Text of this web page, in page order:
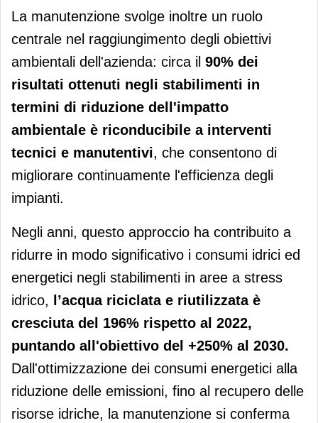
La manutenzione svolge inoltre un ruolo
centrale nel raggiungimento degli obiettivi
ambientali dell'azienda: circa il 90% dei
risultati ottenuti negli stabilimenti in
termini di riduzione dell'impatto
ambientale è riconducibile a interventi
tecnici e manutentivi, che consentono di
migliorare continuamente l'efficienza degli
impianti.
Negli anni, questo approccio ha contribuito a
ridurre in modo significativo i consumi idrici ed
energetici negli stabilimenti in aree a stress
idrico,
l’acqua riciclata e riutilizzata è
cresciuta del 196% rispetto al 2022,
puntando all'obiettivo del +250% al 2030.
Dall'ottimizzazione dei consumi energetici alla
riduzione delle emissioni, fino al recupero delle
risorse idriche, la manutenzione si conferma